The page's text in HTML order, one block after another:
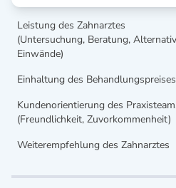
Leistung des Zahnarztes
(Untersuchung, Beratung,
Einwände)
Einhaltung des Behandlungspreises
Kundenorientierung des
(Freundlichkeit, Zuvorkommenheit)
Weiterempfehlung des Zahnarztes